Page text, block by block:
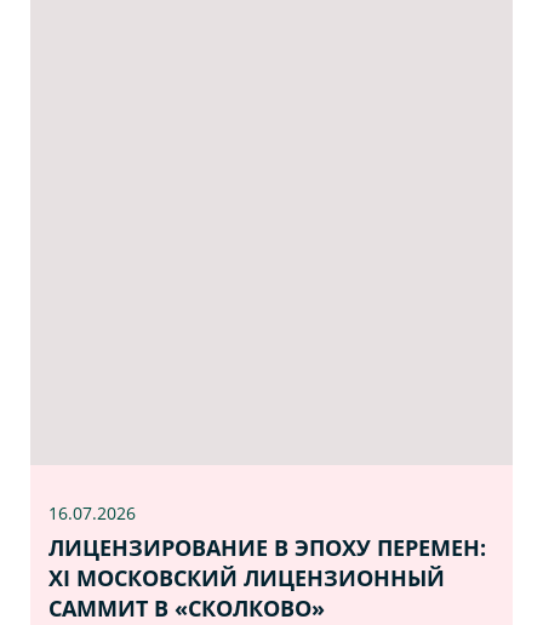
16.07.2026
ЛИЦЕНЗИРОВАНИЕ В ЭПОХУ ПЕРЕМЕН:
XI МОСКОВСКИЙ ЛИЦЕНЗИОННЫЙ
САММИТ В «СКОЛКОВО»